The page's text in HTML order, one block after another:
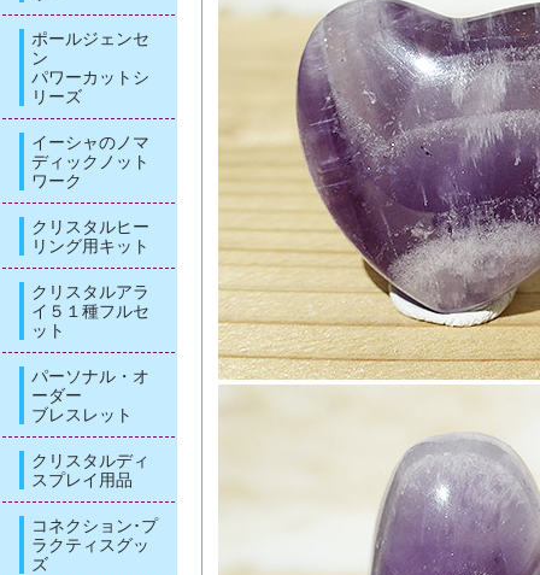
ポールジェンセ
ン
パワーカットシ
リーズ
イーシャのノマ
ディックノット
ワーク
クリスタルヒー
リング用キット
クリスタルアラ
イ５１種フルセ
ット
パーソナル・オ
ーダー
ブレスレット
クリスタルディ
スプレイ用品
コネクション･プ
ラクティスグッ
ズ